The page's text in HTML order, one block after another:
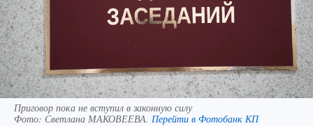
Приговор пока не вступил в законную силу
Фото: Светлана МАКОВЕЕВА. Перейти в Фотобанк КП